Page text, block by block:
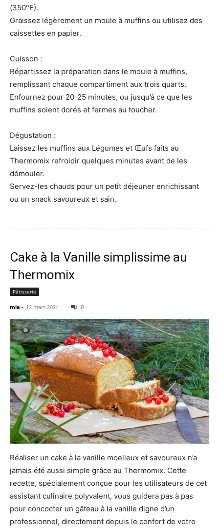
(350°F).
Graissez légèrement un moule à muffins ou utilisez des
caissettes en papier.
Cuisson :
Répartissez la préparation dans le moule à muffins,
remplissant chaque compartiment aux trois quarts.
Enfournez pour 20-25 minutes, ou jusqu’à ce que les
muffins soient dorés et fermes au toucher.
Dégustation :
Laissez les muffins aux Légumes et Œufs faits au
Thermomix refroidir quelques minutes avant de les
démouler.
Servez-les chauds pour un petit déjeuner enrichissant
ou un snack savoureux et sain.
Cake à la Vanille simplissime au
Thermomix
Pâtisserie
mia - 12 mars 2024 0
Réaliser un cake à la vanille moelleux et savoureux n’a
jamais été aussi simple grâce au Thermomix. Cette
recette, spécialement conçue pour les utilisateurs de cet
assistant culinaire polyvalent, vous guidera pas à pas
pour concocter un gâteau à la vanille digne d’un
professionnel, directement depuis le confort de votre